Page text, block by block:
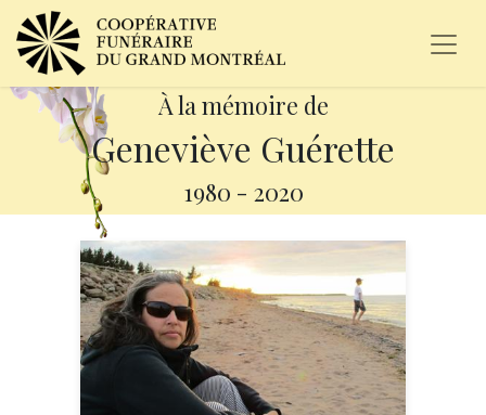
À la mémoire de
Geneviève Guérette
1980 - 2020